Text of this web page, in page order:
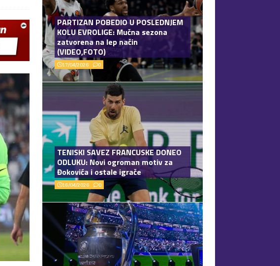
PARTIZAN POBEDIO U POSLEDNJEM
KOLU EVROLIGE: Mučna sezona
zatvorena na lep način
(VIDEO,FOTO)
17/04/2026 0
TENISKI SAVEZ FRANCUSKE DONEO
ODLUKU: Novi ogroman motiv za
Đokovića i ostale igrače
16/04/2026 0